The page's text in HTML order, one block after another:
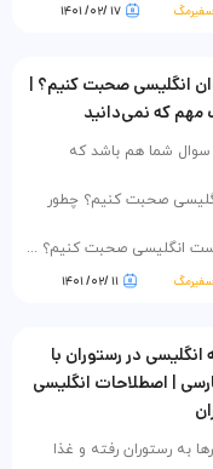
سفیرمگ ۱۷ /۰۲/ ۱۴۰۱
انگلیسی صحبت کنیم؟ |
سوال شما هم باشد که
صحبت کنیم؟ چطور
انگلیسی صحبت کنیم؟ ...
سفیرمگ ۱۱ /۰۲/ ۱۴۰۱
انگلیسی در رستوران با
| اصطلاحات انگلیسی
به رستوران رفته‌ و غذا